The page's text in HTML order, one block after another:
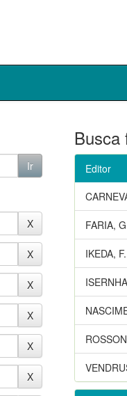
Busca
Editor
FARIA,
IKEDA,